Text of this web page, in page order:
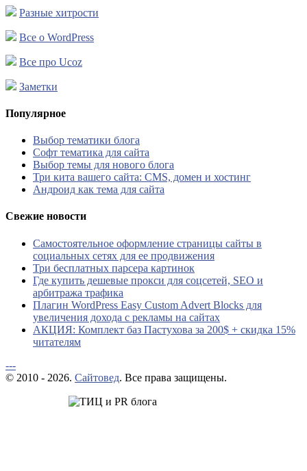
Разные хитрости
Все о WordPress
Все про Ucoz
Заметки
Популярное
Выбор тематики блога
Софт тематика для сайта
Выбор темы для нового блога
Три кита вашего сайта: CMS, домен и хостинг
Андроид как тема для сайта
Свежие новости
Самостоятельное оформление страницы сайты в
социальных сетях для ее продвижения
Три бесплатных парсера картинок
Где купить дешевые прокси для соцсетей, SEO и
арбитража трафика
Плагин WordPress Easy Custom Advert Blocks для
увеличения дохода с рекламы на сайтах
АКЦИЯ: Комплект баз Пастухова за 200$ + скидка 15%
читателям
---
© 2010 - 2026. Сайтовед. Все права защищены.